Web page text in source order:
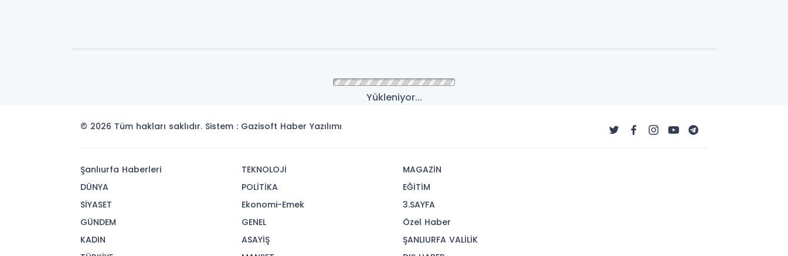
Yükleniyor...
© 2026 Tüm hakları saklıdır. Sistem : Gazisoft Haber Yazılımı
Şanlıurfa Haberleri
DÜNYA
SİYASET
GÜNDEM
KADIN
TEKNOLOJİ
POLİTİKA
Ekonomi-Emek
GENEL
ASAYİŞ
MAGAZİN
EĞİTİM
3.SAYFA
Özel Haber
ŞANLIURFA VALİLİK